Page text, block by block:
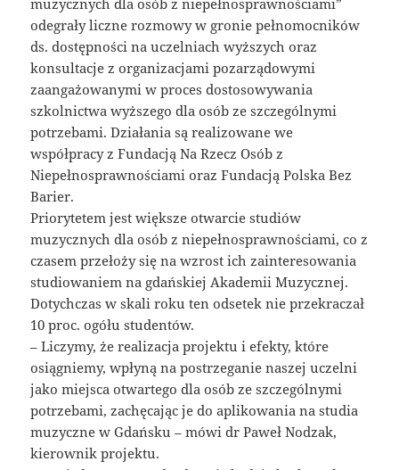
odegrały liczne rozmowy w gronie pełnomocników
ds. dostępności na uczelniach wyższych oraz
konsultacje z organizacjami pozarządowymi
zaangażowanymi w proces dostosowywania
szkolnictwa wyższego dla osób ze szczególnymi
potrzebami. Działania są realizowane we
współpracy z Fundacją Na Rzecz Osób z
Niepełnosprawnościami oraz Fundacją Polska Bez
Barier.
Priorytetem jest większe otwarcie studiów
muzycznych dla osób z niepełnosprawnościami, co z
czasem przełoży się na wzrost ich zainteresowania
studiowaniem na gdańskiej Akademii Muzycznej.
Dotychczas w skali roku ten odsetek nie przekraczał
10 proc. ogółu studentów.
– Liczymy, że realizacja projektu i efekty, które
osiągniemy, wpłyną na postrzeganie naszej uczelni
jako miejsca otwartego dla osób ze szczególnymi
potrzebami, zachęcając je do aplikowania na studia
muzyczne w Gdańsku – mówi dr Paweł Nodzak,
kierownik projektu.